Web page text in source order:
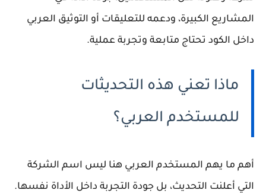
المشاريع الكبيرة، ودعمه للتعليقات أو التوثيق العربي
داخل الكود تحتاج متابعة وتجربة عملية.
ماذا تعني هذه التحديثات
للمستخدم العربي؟
أهم ما يهم المستخدم العربي هنا ليس اسم الشركة
التي أعلنت التحديث، بل جودة التجربة داخل الأداة نفسها.